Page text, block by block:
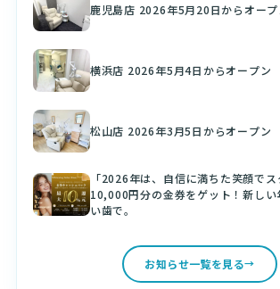
鹿児島店 2026年5月20日からオープ
横浜店 2026年5月4日からオープン
松山店 2026年3月5日からオープン
「2026年は、自信に満ちた笑顔でス
10,000円分の金券をゲット！新しい
い歯で。
お知らせ一覧を見る